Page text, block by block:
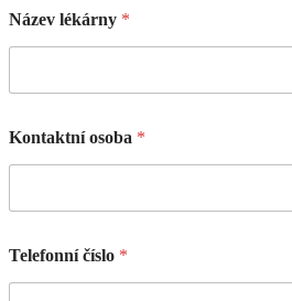
Název lékárny *
Kontaktní osoba *
Telefonní číslo *